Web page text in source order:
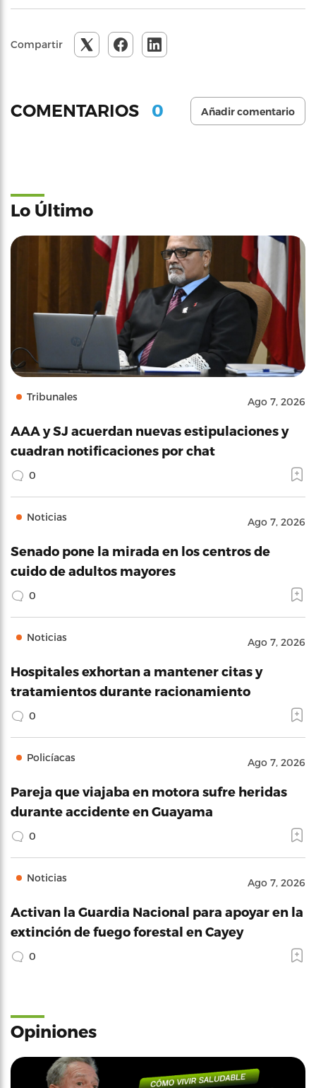
Compartir
COMENTARIOS 0 Añadir comentario
Lo Último
Tribunales Ago 7, 2026
AAA y SJ acuerdan nuevas estipulaciones y
cuadran notificaciones por chat
0
Noticias Ago 7, 2026
Senado pone la mirada en los centros de
cuido de adultos mayores
0
Noticias Ago 7, 2026
Hospitales exhortan a mantener citas y
tratamientos durante racionamiento
0
Policíacas Ago 7, 2026
Pareja que viajaba en motora sufre heridas
durante accidente en Guayama
0
Noticias Ago 7, 2026
Activan la Guardia Nacional para apoyar en la
extinción de fuego forestal en Cayey
0
Opiniones